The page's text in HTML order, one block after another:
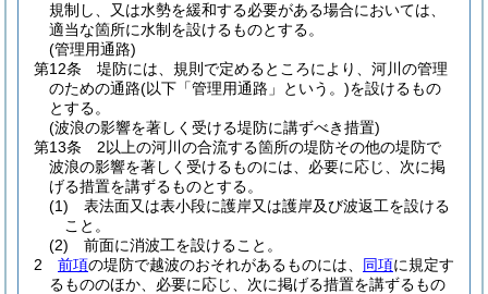
規制し、又は水勢を緩和する必要がある場合においては、
適当な箇所に水制を設けるものとする。
(管理用通路)
第12条
堤防には、規則で定めるところにより、河川の管理
のための通路(以下「管理用通路」という。)を設けるもの
とする。
(波浪の影響を著しく受ける堤防に講ずべき措置)
第13条
2以上の河川の合流する箇所の堤防その他の堤防で
波浪の影響を著しく受けるものには、必要に応じ、次に掲
げる措置を講ずるものとする。
(1)
表法面又は表小段に護岸又は護岸及び波返工を設ける
こと。
(2)
前面に消波工を設けること。
2
前項の堤防で越波のおそれがあるものには、 同項に規定す
るもののほか、必要に応じ、次に掲げる措置を講ずるもの